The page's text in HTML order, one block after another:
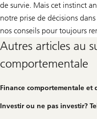
de survie. Mais cet instinct
notre prise de décisions
nos conseils pour toujours
Autres articles au
comportementale
Finance comportementale et
Investir ou ne pas investir?